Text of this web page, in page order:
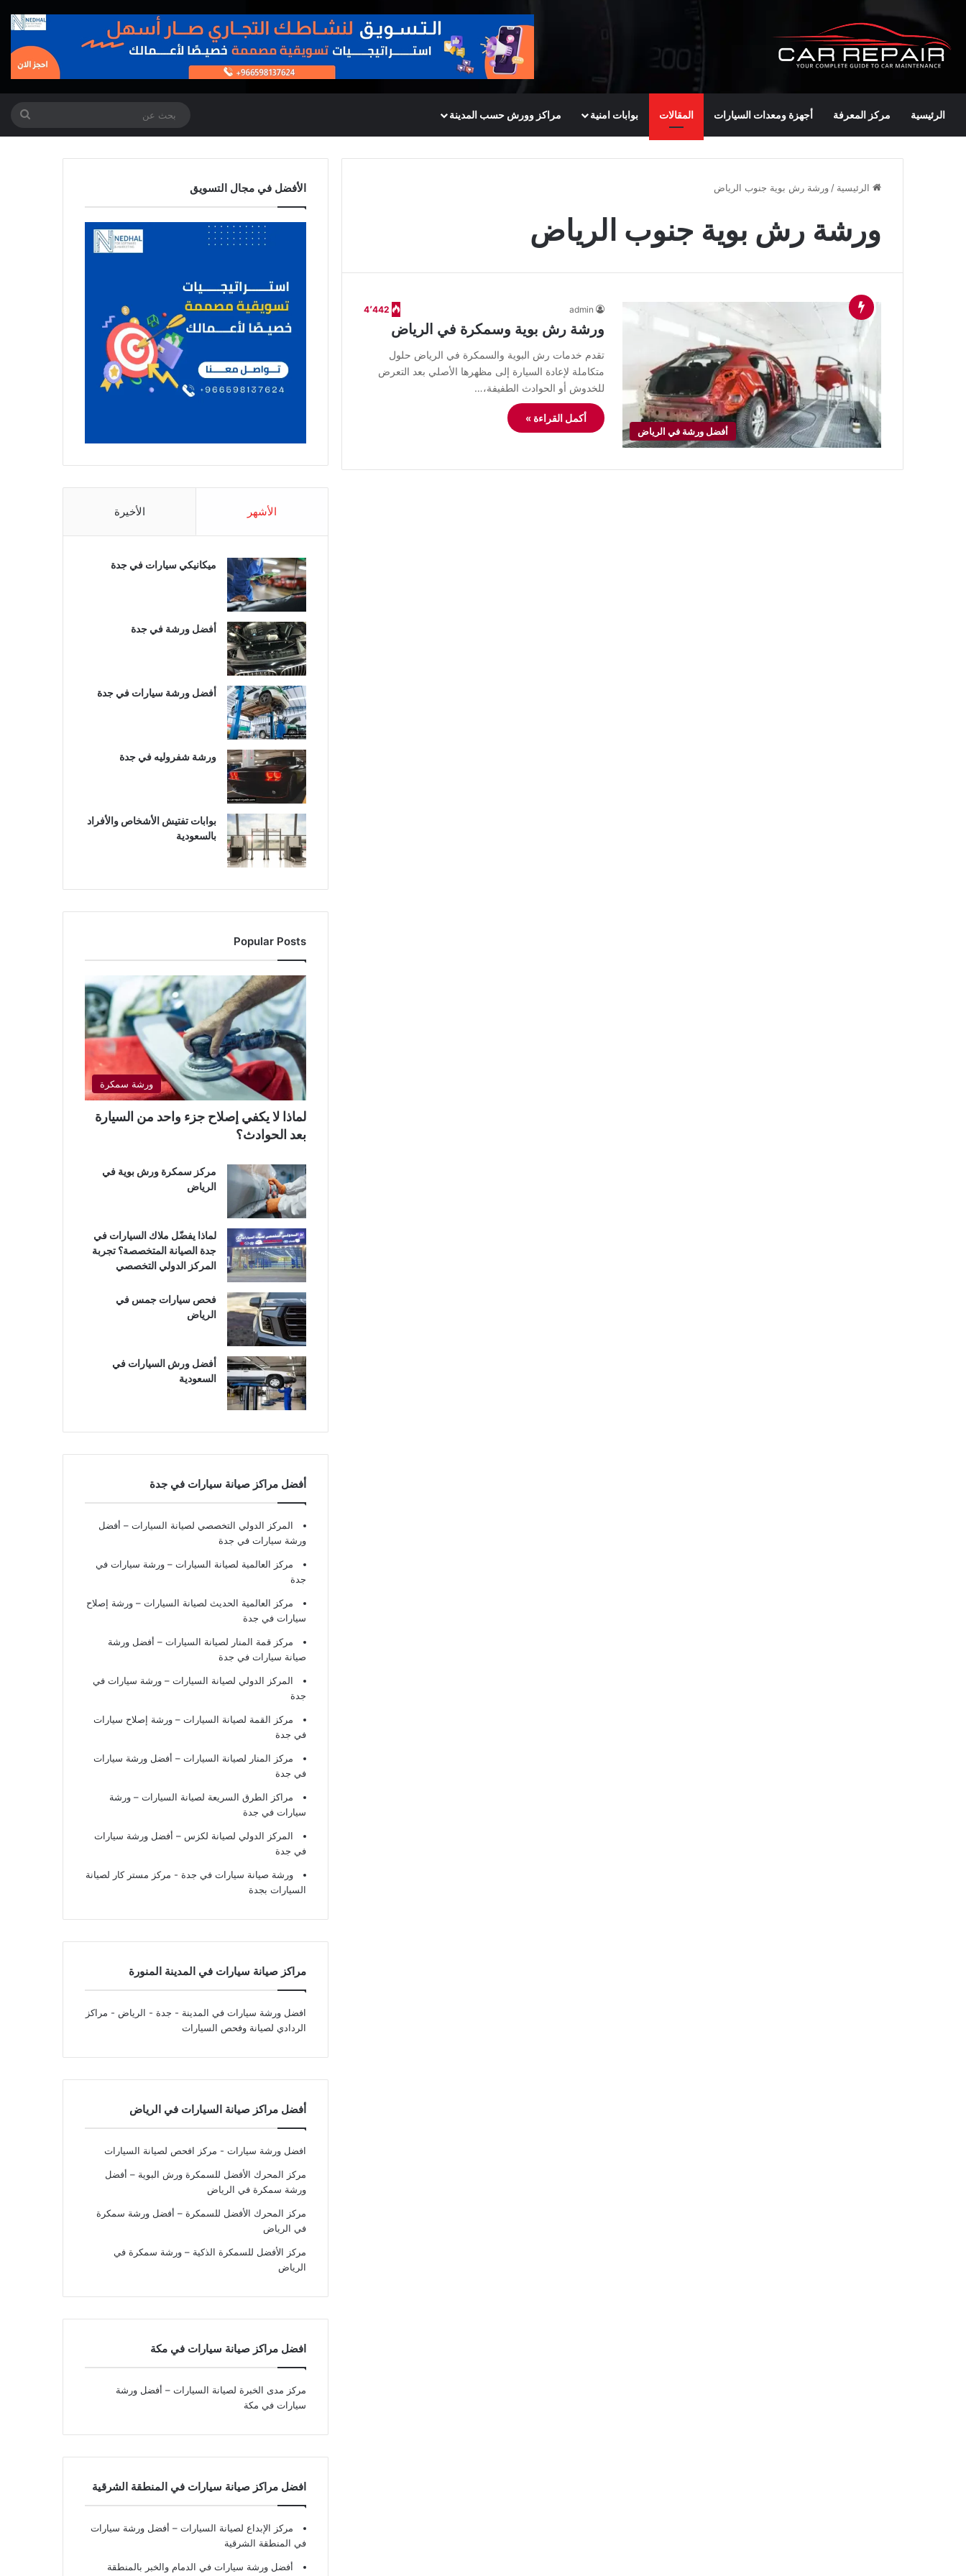
الرئيسية مركز المعرفة أجهزة ومعدات السيارات المقالات بوابات امنية مراكز وورش حسب المدينة
عن
الرئيسية / ورشة رش بوية جنوب الرياض
ورشة رش بوية جنوب الرياض
أفضل ورشة في الرياض
admin 4٬442
ورشة رش بوية وسمكرة في الرياض
تقدم خدمات رش البوية والسمكرة في الرياض حلول
متكاملة لإعادة السيارة إلى مظهرها الأصلي بعد التعرض
للخدوش أو الحوادث الطفيفة،…
أكمل القراءة »
الأفضل في مجال التسويق
الأشهر الأخيرة
ميكانيكي سيارات في جدة
أفضل ورشة في جدة
أفضل ورشة سيارات في جدة
ورشة شفروليه في جدة
بوابات تفتيش الأشخاص والأفراد
بالسعودية
Popular Posts
ورشة سمكرة
لماذا لا يكفي إصلاح جزء واحد من السيارة
بعد الحوادث؟
مركز سمكرة ورش بوية في
الرياض
لماذا يفضّل ملاك السيارات في
جدة الصيانة المتخصصة؟ تجربة
المركز الدولي التخصصي
فحص سيارات جمس في
الرياض
أفضل ورش السيارات في
السعودية
أفضل مراكز صيانة سيارات في جدة
المركز الدولي التخصصي لصيانة السيارات – أفضل
ورشة سيارات في جدة
مركز العالمية لصيانة السيارات – ورشة سيارات في
جدة
مركز العالمية الحديث لصيانة السيارات – ورشة إصلاح
سيارات في جدة
مركز قمة المنار لصيانة السيارات – أفضل ورشة
صيانة سيارات في جدة
المركز الدولي لصيانة السيارات – ورشة سيارات في
جدة
مركز القمة لصيانة السيارات – ورشة إصلاح سيارات
في جدة
مركز المنار لصيانة السيارات – أفضل ورشة سيارات
في جدة
مراكز الطرق السريعة لصيانة السيارات – ورشة
سيارات في جدة
المركز الدولي لصيانة لكزس – أفضل ورشة سيارات
في جدة
ورشة صيانة سيارات في جدة - مركز مستر كار لصيانة
السيارات بجدة
مراكز صيانة سيارات في المدينة المنورة
افضل ورشة سيارات في المدينة - جدة - الرياض - مراكز
الردادي لصيانة وفحص السيارات
أفضل مراكز صيانة السيارات في الرياض
افضل ورشة سيارات - مركز افحص لصيانة السيارات
مركز المحرك الأفضل للسمكرة ورش البوية – أفضل
ورشة سمكرة في الرياض
مركز المحرك الأفضل للسمكرة – أفضل ورشة سمكرة
في الرياض
مركز الأفضل للسمكرة الذكية – ورشة سمكرة في
الرياض
افضل مراكز صيانة سيارات في مكة
مركز مدى الخبرة لصيانة السيارات – أفضل ورشة
سيارات في مكة
افضل مراكز صيانة سيارات في المنطقة الشرقية
مركز الإبداع لصيانة السيارات – أفضل ورشة سيارات
في المنطقة الشرقية
أفضل ورشة سيارات في الدمام والخبر بالمنطقة